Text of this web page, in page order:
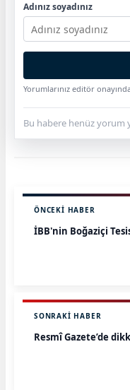
Adınız soyadınız
Yorumlarınız editör
Bu habere henüz yorum
ÖNCEKI HABER
İBB'nin Boğaziçi
SONRAKI HABER
Resmî Gazete’de